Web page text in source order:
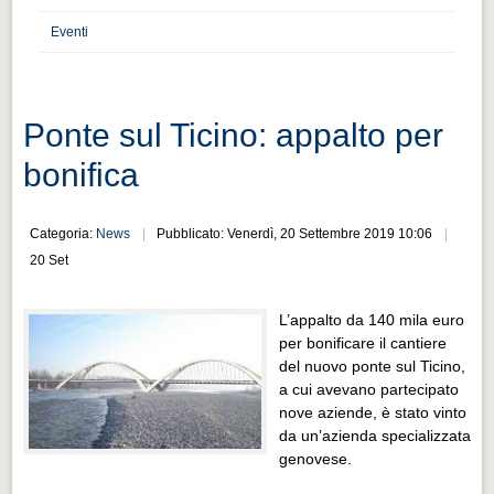
Cultura e turismo 4.0
Cultura e turismo 4.0
PROGETTI
Progetti Aperti
Progetti Realizzati
EVENTI
Eventi
Ponte sul Ticino: appalto per
bonifica
Categoria: News
Pubblicato: Venerdì, 20 Settembre 2019 10:06
20 Set
L’appalto da 140 mila euro
per bonificare il cantiere
del nuovo ponte sul Ticino,
a cui avevano partecipato
nove aziende, è stato vinto
da un’azienda specializzata
genovese.